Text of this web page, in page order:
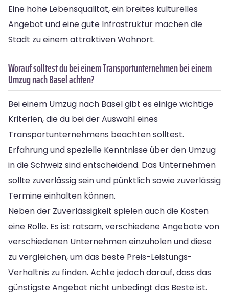
Eine hohe Lebensqualität, ein breites kulturelles
Angebot und eine gute Infrastruktur machen die
Stadt zu einem attraktiven Wohnort.
Worauf solltest du bei einem Transportunternehmen bei einem
Umzug nach Basel achten?
Bei einem Umzug nach Basel gibt es einige wichtige
Kriterien, die du bei der Auswahl eines
Transportunternehmens beachten solltest.
Erfahrung und spezielle Kenntnisse über den Umzug
in die Schweiz sind entscheidend. Das Unternehmen
sollte zuverlässig sein und pünktlich sowie zuverlässig
Termine einhalten können.
Neben der Zuverlässigkeit spielen auch die Kosten
eine Rolle. Es ist ratsam, verschiedene Angebote von
verschiedenen Unternehmen einzuholen und diese
zu vergleichen, um das beste Preis-Leistungs-
Verhältnis zu finden. Achte jedoch darauf, dass das
günstigste Angebot nicht unbedingt das Beste ist.